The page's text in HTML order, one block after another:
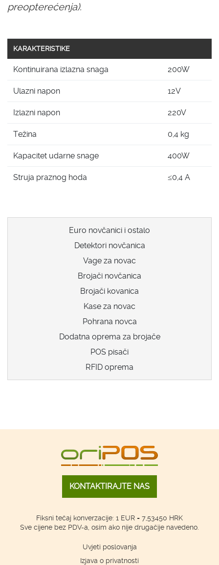
preopterećenja).
KARAKTERISTIKE
Kontinuirana izlazna snaga 200W
Ulazni napon 12V
Izlazni napon 220V
Težina 0,4 kg
Kapacitet udarne snage 400W
Struja praznog hoda ≤0,4 A
Euro novčanici i ostalo
Detektori novčanica
Vage za novac
Brojači novčanica
Brojači kovanica
Kase za novac
Pohrana novca
Dodatna oprema za brojače
POS pisači
RFID oprema
KONTAKTIRAJTE NAS
Fiksni tečaj konverzacije: 1 EUR = 7,53450 HRK
Sve cijene bez PDV-a, osim ako nije drugačije navedeno.
Uvjeti poslovanja
Izjava o privatnosti